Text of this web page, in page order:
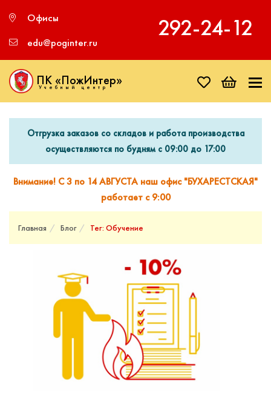
Офисы
edu@poginter.ru
292‑24‑12
ПК «ПожИнтер»
Учебный центр
Отгрузка заказов со складов и работа производства
осуществляются по будням с 09:00 до 17:00
Внимание! С 3 по 14 АВГУСТА наш офис "БУХАРЕСТСКАЯ"
работает с 9:00
Главная Блог Тег: Обучение